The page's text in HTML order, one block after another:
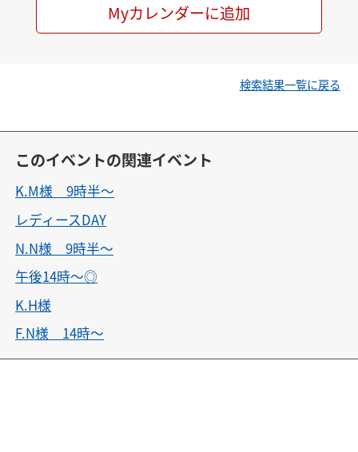
Myカレンダーに追加
検索結果一覧に戻る
このイベントの関連イベント
K.M様 9時半〜
レディースDAY
N.N様 9時半〜
午後14時〜◎
K.H様
F.N様 14時〜